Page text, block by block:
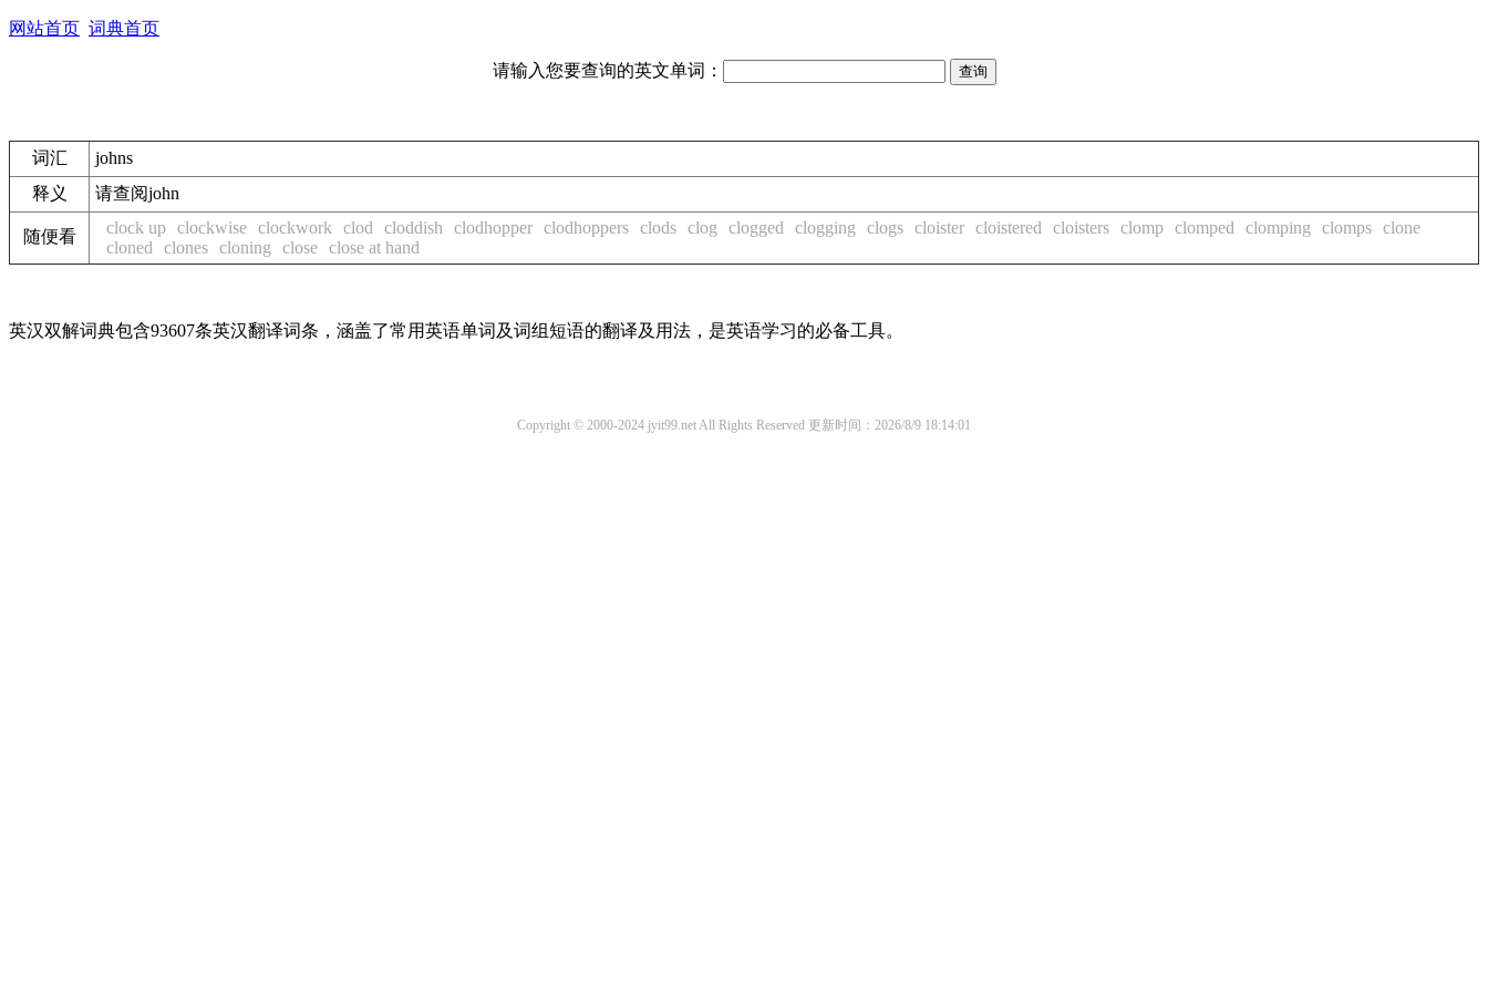
网站首页 词典首页
请输入您要查询的英文单词：
词汇
johns
释义
请查阅john
随便看 clock up clockwise clockwork clod cloddish clodhopper clodhoppers clods clog clogged clogging clogs cloister cloistered cloisters clomp clomped clomping clomps clone
cloned
clones cloning close close at hand
英汉双解词典包含93607条英汉翻译词条，涵盖了常用英语单词及词组短语的翻译及用法，是英语学习的必备工具。
Copyright © 2000-2024 jyit99.net All Rights Reserved 更新时间：2026/8/9 18:14:01